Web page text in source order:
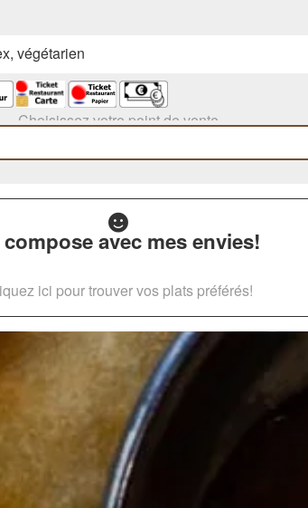
végétarien
Choisissez votre point de vente
avec mes envies!
ici pour trouver vos plats préférés!